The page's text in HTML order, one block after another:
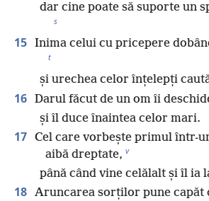
dar cine poate să suporte un
s
15 Inima celui cu pricepere
t
și urechea celor înțelepți
16 Darul făcut de un om îi
și îl duce înaintea celor mari.
17 Cel care vorbește primul într-
aibă dreptate, v
până când vine celălalt și îl ia
18 Aruncarea sorților pune capăt